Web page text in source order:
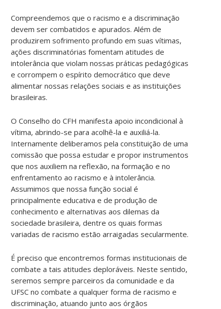
Compreendemos que o racismo e a discriminação
devem ser combatidos e apurados. Além de
produzirem sofrimento profundo em suas vítimas,
ações discriminatórias fomentam atitudes de
intolerância que violam nossas práticas pedagógicas
e corrompem o espírito democrático que deve
alimentar nossas relações sociais e as instituições
brasileiras.
O Conselho do CFH manifesta apoio incondicional à
vítima, abrindo-se para acolhê-la e auxiliá-la.
Internamente deliberamos pela constituição de uma
comissão que possa estudar e propor instrumentos
que nos auxiliem na reflexão, na formação e no
enfrentamento ao racismo e à intolerância.
Assumimos que nossa função social é
principalmente educativa e de produção de
conhecimento e alternativas aos dilemas da
sociedade brasileira, dentre os quais formas
variadas de racismo estão arraigadas secularmente.
É preciso que encontremos formas institucionais de
combate a tais atitudes deploráveis. Neste sentido,
seremos sempre parceiros da comunidade e da
UFSC no combate a qualquer forma de racismo e
discriminação, atuando junto aos órgãos